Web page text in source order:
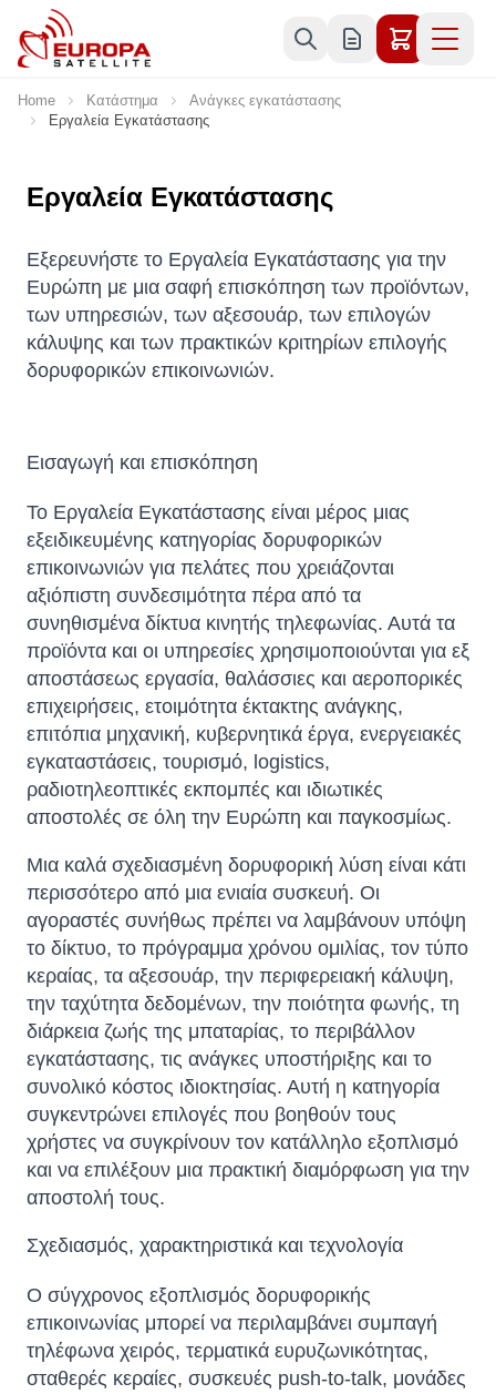
Skip to Content
Home Κατάστημα
Ανάγκες εγκατάστασης
Εργαλεία Εγκατάστασης
Εργαλεία Εγκατάστασης
Εξερευνήστε το Εργαλεία Εγκατάστασης για την
Ευρώπη με μια σαφή επισκόπηση των προϊόντων,
των υπηρεσιών, των αξεσουάρ, των επιλογών
κάλυψης και των πρακτικών κριτηρίων επιλογής
δορυφορικών επικοινωνιών.
Εισαγωγή και επισκόπηση
Το Εργαλεία Εγκατάστασης είναι μέρος μιας
εξειδικευμένης κατηγορίας δορυφορικών
επικοινωνιών για πελάτες που χρειάζονται
αξιόπιστη συνδεσιμότητα πέρα ​​από τα
συνηθισμένα δίκτυα κινητής τηλεφωνίας. Αυτά τα
προϊόντα και οι υπηρεσίες χρησιμοποιούνται για εξ
αποστάσεως εργασία, θαλάσσιες και αεροπορικές
επιχειρήσεις, ετοιμότητα έκτακτης ανάγκης,
επιτόπια μηχανική, κυβερνητικά έργα, ενεργειακές
εγκαταστάσεις, τουρισμό, logistics,
ραδιοτηλεοπτικές εκπομπές και ιδιωτικές
αποστολές σε όλη την Ευρώπη και παγκοσμίως.
Μια καλά σχεδιασμένη δορυφορική λύση είναι κάτι
περισσότερο από μια ενιαία συσκευή. Οι
αγοραστές συνήθως πρέπει να λαμβάνουν υπόψη
το δίκτυο, το πρόγραμμα χρόνου ομιλίας, τον τύπο
κεραίας, τα αξεσουάρ, την περιφερειακή κάλυψη,
την ταχύτητα δεδομένων, την ποιότητα φωνής, τη
διάρκεια ζωής της μπαταρίας, το περιβάλλον
εγκατάστασης, τις ανάγκες υποστήριξης και το
συνολικό κόστος ιδιοκτησίας. Αυτή η κατηγορία
συγκεντρώνει επιλογές που βοηθούν τους
χρήστες να συγκρίνουν τον κατάλληλο εξοπλισμό
και να επιλέξουν μια πρακτική διαμόρφωση για την
αποστολή τους.
Σχεδιασμός, χαρακτηριστικά και τεχνολογία
Ο σύγχρονος εξοπλισμός δορυφορικής
επικοινωνίας μπορεί να περιλαμβάνει συμπαγή
τηλέφωνα χειρός, τερματικά ευρυζωνικότητας,
σταθερές κεραίες, συσκευές push-to-talk, μονάδες